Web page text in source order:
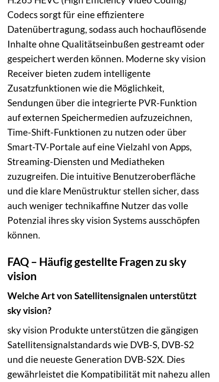
Codecs sorgt für eine effizientere
Datenübertragung, sodass auch hochauflösende
Inhalte ohne Qualitätseinbußen gestreamt oder
gespeichert werden können. Moderne sky vision
Receiver bieten zudem intelligente
Zusatzfunktionen wie die Möglichkeit,
Sendungen über die integrierte PVR-Funktion
auf externen Speichermedien aufzuzeichnen,
Time-Shift-Funktionen zu nutzen oder über
Smart-TV-Portale auf eine Vielzahl von Apps,
Streaming-Diensten und Mediatheken
zuzugreifen. Die intuitive Benutzeroberfläche
und die klare Menüstruktur stellen sicher, dass
auch weniger technikaffine Nutzer das volle
Potenzial ihres sky vision Systems ausschöpfen
können.
FAQ – Häufig gestellte Fragen zu sky
vision
Welche Art von Satellitensignalen unterstützt
sky vision?
sky vision Produkte unterstützen die gängigen
Satellitensignalstandards wie DVB-S, DVB-S2
und die neueste Generation DVB-S2X. Dies
gewährleistet die Kompatibilität mit nahezu allen